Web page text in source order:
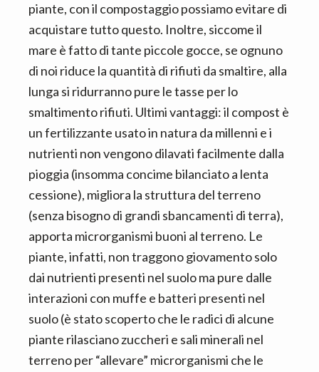
piante, con il compostaggio possiamo evitare di
acquistare tutto questo. Inoltre, siccome il
mare è fatto di tante piccole gocce, se ognuno
di noi riduce la quantità di rifiuti da smaltire, alla
lunga si ridurranno pure le tasse per lo
smaltimento rifiuti. Ultimi vantaggi: il compost è
un fertilizzante usato in natura da millenni e i
nutrienti non vengono dilavati facilmente dalla
pioggia (insomma concime bilanciato a lenta
cessione), migliora la struttura del terreno
(senza bisogno di grandi sbancamenti di terra),
apporta microrganismi buoni al terreno. Le
piante, infatti, non traggono giovamento solo
dai nutrienti presenti nel suolo ma pure dalle
interazioni con muffe e batteri presenti nel
suolo (è stato scoperto che le radici di alcune
piante rilasciano zuccheri e sali minerali nel
terreno per “allevare” microrganismi che le